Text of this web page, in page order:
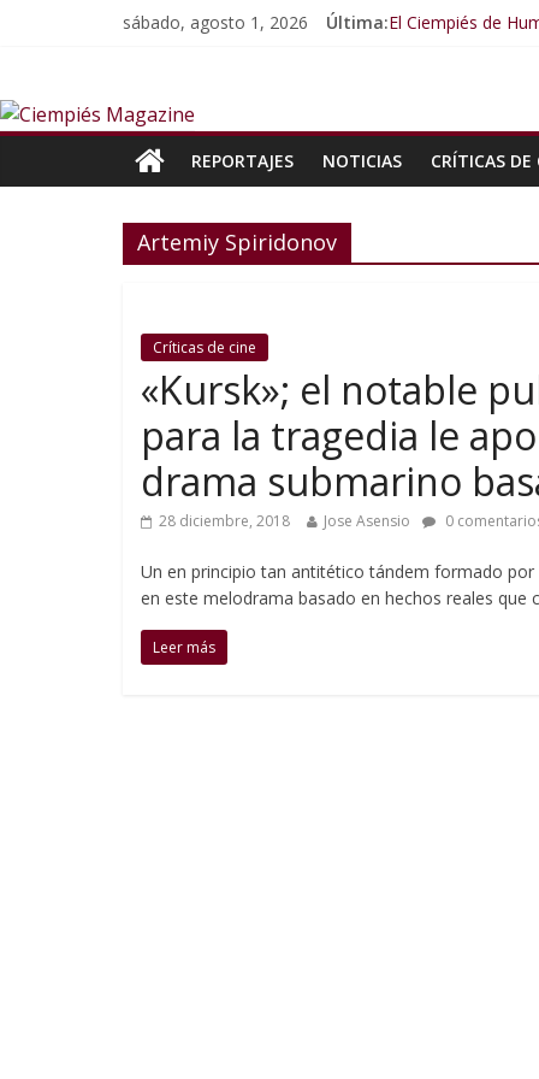
sábado, agosto 1, 2026 Última:El Ciempiés de
El Ciempiés de
REPORTAJES
NOTICIAS CRÍTICAS DE
Artemiy Spiridonov
Críticas de cine
«Kursk»; el notable
para la tragedia le
drama submarino
28 diciembre, 2018 Jose Asensio 0
Un en principio tan antitético tándem formado
en este melodrama basado en hechos reales que
Leer más